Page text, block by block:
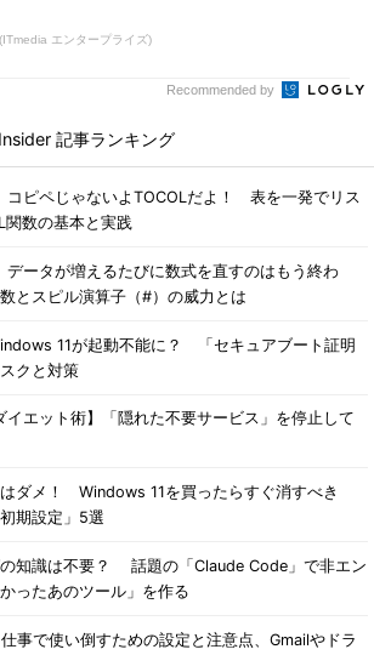
は、何らかの仮想環境（仮想化ホストサー
である。仮想マシンでは正確なハードウェア
下の画面のようにCPUのキャッシュの情報
利用不可）と表示されることがよくある。
リーを選ぶと、システム全体でのメモリの利
エンタープライズ)
Recommended by
記事ランキング
コピペじゃないよTOCOLだよ！ 表を一発でリス
関数の基本と実践
データが増えるたびに数式を直すのはもう終わ
とスピル演算子（#）の威力とは
11が起動不能に？ 「セキュアブート証明
クと対策
イエット術】「隠れた不要サービス」を停止して
ダメ！ Windows 11を買ったらすぐ消すべき
期設定」5選
知識は不要？ 話題の「Claude Code」で非エン
ったあのツール」を作る
事で使い倒すための設定と注意点、Gmailやドラ